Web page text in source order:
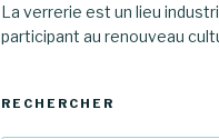
La verrerie est un lieu
participant au renouveau
RECHERCHER